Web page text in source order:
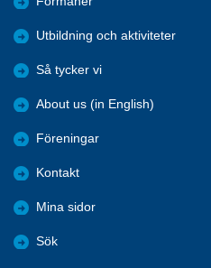
Utbildning och aktiviteter
Så tycker vi
About us (in English)
Föreningar
Kontakt
Mina sidor
Sök